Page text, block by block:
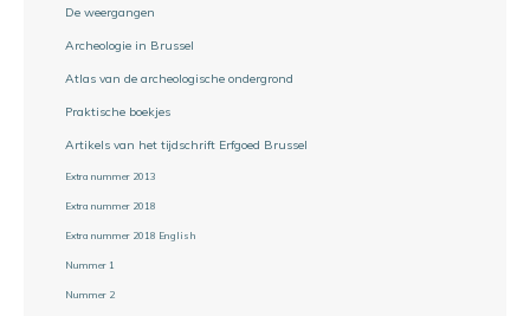
De weergangen
Archeologie in Brussel
Atlas van de archeologische ondergrond
Praktische boekjes
Artikels van het tijdschrift Erfgoed Brussel
Extra nummer 2013
Extra nummer 2018
Extra nummer 2018 English
Nummer 1
Nummer 2